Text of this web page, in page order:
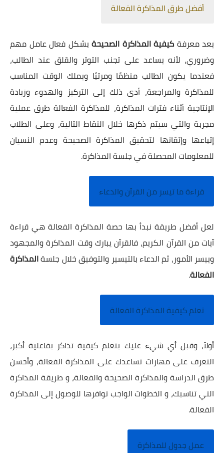
أفضل طرق المذاكرة الفعالة
يعد معرفة كيفية المذاكرة الصحيحة بشكل فعال عامل مهم
وضروري، لأنه يساعد على تجنب التوتر والقلق عند الطالب،
فعندما يكون الطالب منظمًا ومرتبًا ويملك الوقت المناسب
للمذاكرة والمراجعة، أدى ذلك إلى التركيز والهدوء وزيادة
الإنتاجية أثناء فترات المذاكرة، للمذاكرة الفعالة طرق عملية
مجربة والتي سيتم ذكرها خلال النقاط التالية، وعلى الطلاب
إتباعها وإتقانها لتحقيق المذاكرة الصحيحة وعدم النسيان
للمعلومات المحصلة في جلسة المذاكرة.
قراءة ما تيسر من القرآن والدعاء
لعل أفضل طريقة نبدأ بها حصة المذاكرة الفعالة هي قراءة
آيات من القرآن الكريم، فالقرآن يبارك وقت المذاكرة والمجهود
وييسر الأمور، ثم الدعاء بالتيسير والتوفيق خلال جلسةالمذاكرة
الفعالة.
تعلم كيفية المذاكرة الفعالة
أولاً، وقبل أي شيء عليك بتعلم كيفية تذاكر بفاعلية أكبر،
التعرف على مهارات تساعدك على المذاكرة الفعالة، وأحسن
طرق الدراسة والمذاكرة الصحيحة والفعالة، و طريقة المذاكرة
التي تناسبك، و الخطوات الواجب توافرها للوصول إلى المذاكرة
الفعالة.
عمل جدول للمذاكرة